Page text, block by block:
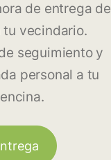
de entrega de
tu vecindario.
seguimiento y
personal a tu